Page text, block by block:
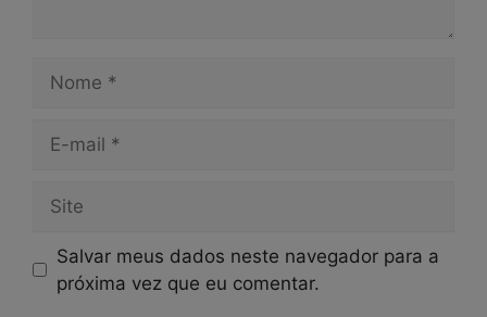
mail
Salvar meus dados neste navegador para a
próxima vez que eu comentar.